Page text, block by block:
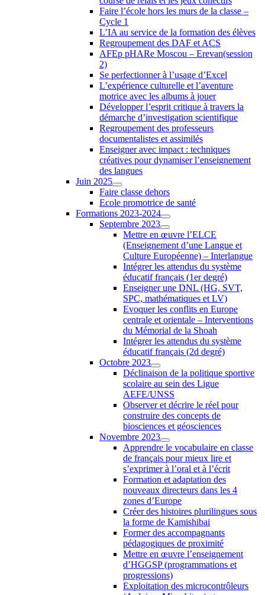
Faire l’école hors les murs de la classe –
Cycle 1
L’IA au service de la formation des élèves
Regroupement des DAF et ACS
AFEp pHARe Moscou – Erevan(session
2)
Se perfectionner à l’usage d’Excel
L’expérience culturelle et l’aventure
motrice avec les albums à jouer
Développer l’esprit critique à travers la
démarche d’investigation scientifique
Regroupement des professeurs
documentalistes et assimilés
Enseigner avec impact : techniques
créatives pour dynamiser l’enseignement
des langues
Juin 2025
Faire classe dehors
Ecole promotrice de santé
Formations 2023-2024
Septembre 2023
Mettre en œuvre l’ELCE
(Enseignement d’une Langue et
Culture Européenne) – Interlangue
Intégrer les attendus du système
éducatif français (1er degré)
Enseigner une DNL (HG, SVT,
SPC, mathématiques et LV)
Evoquer les conflits en Europe
centrale et orientale – Interventions
du Mémorial de la Shoah
Intégrer les attendus du système
éducatif français (2d degré)
Octobre 2023
Déclinaison de la politique sportive
scolaire au sein des Ligue
AEFE/UNSS
Observer et décrire le réel pour
construire des concepts de
biosciences et géosciences
Novembre 2023
Apprendre le vocabulaire en classe
de français pour mieux lire et
s’exprimer à l’oral et à l’écrit
Formation et adaptation des
nouveaux directeurs dans les 4
zones d’Europe
Créer des histoires plurilingues sous
la forme de Kamishibai
Former des accompagnants
pédagogiques de proximité
Mettre en œuvre l’enseignement
d’HGGSP (programmations et
progressions)
Exploitation des microcontrôleurs